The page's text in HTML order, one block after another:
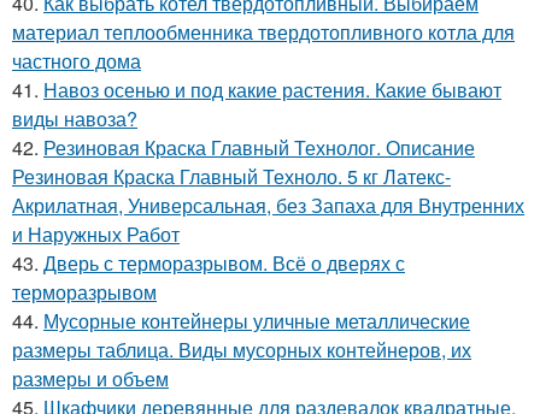
материал теплообменника твердотопливного котла для
частного дома
41. Навоз осенью и под какие растения. Какие бывают
виды навоза?
42. Резиновая Краска Главный Технолог. Описание
Резиновая Краска Главный Техноло. 5 кг Латекс-
Акрилатная, Универсальная, без Запаха для Внутренних
и Наружных Работ
43. Дверь с терморазрывом. Всё о дверях с
терморазрывом
44. Мусорные контейнеры уличные металлические
размеры таблица. Виды мусорных контейнеров, их
размеры и объем
45. Шкафчики деревянные для раздевалок квадратные.